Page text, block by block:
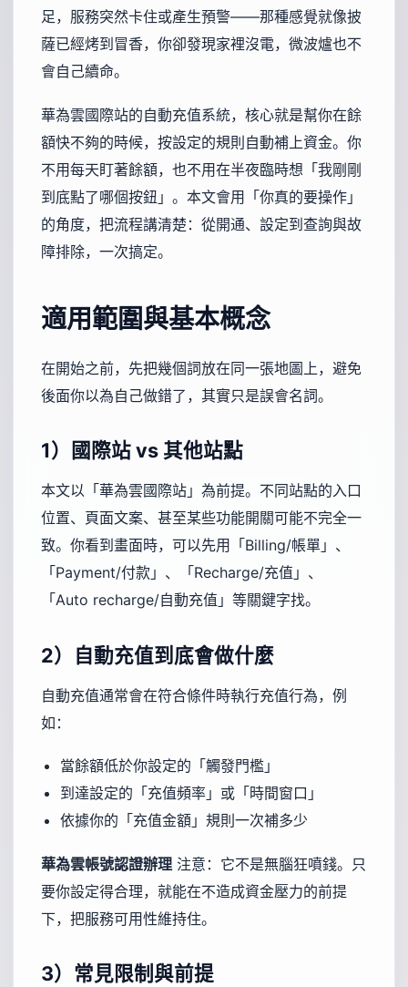
足，服務突然卡住或產生預警——那種感覺就像披
薩已經烤到冒香，你卻發現家裡沒電，微波爐也不
會自己續命。
華為雲國際站的自動充值系統，核心就是幫你在餘
額快不夠的時候，按設定的規則自動補上資金。你
不用每天盯著餘額，也不用在半夜臨時想「我剛剛
到底點了哪個按鈕」。本文會用「你真的要操作」
的角度，把流程講清楚：從開通、設定到查詢與故
障排除，一次搞定。
適用範圍與基本概念
在開始之前，先把幾個詞放在同一張地圖上，避免
後面你以為自己做錯了，其實只是誤會名詞。
1）國際站 vs 其他站點
本文以「華為雲國際站」為前提。不同站點的入口
位置、頁面文案、甚至某些功能開關可能不完全一
致。你看到畫面時，可以先用「Billing/帳單」、
「Payment/付款」、「Recharge/充值」、
「Auto recharge/自動充值」等關鍵字找。
2）自動充值到底會做什麼
自動充值通常會在符合條件時執行充值行為，例
如：
當餘額低於你設定的「觸發門檻」
到達設定的「充值頻率」或「時間窗口」
依據你的「充值金額」規則一次補多少
華為雲帳號認證辦理 注意：它不是無腦狂噴錢。只
要你設定得合理，就能在不造成資金壓力的前提
下，把服務可用性維持住。
3）常見限制與前提